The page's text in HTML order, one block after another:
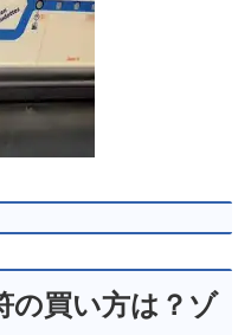
の買い方は？ゾ